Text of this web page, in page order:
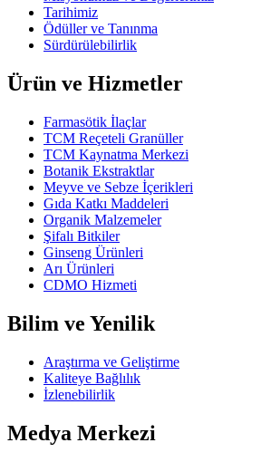
Tarihimiz
Ödüller ve Tanınma
Sürdürülebilirlik
Ürün ve Hizmetler
Farmasötik İlaçlar
TCM Reçeteli Granüller
TCM Kaynatma Merkezi
Botanik Ekstraktlar
Meyve ve Sebze İçerikleri
Gıda Katkı Maddeleri
Organik Malzemeler
Şifalı Bitkiler
Ginseng Ürünleri
Arı Ürünleri
CDMO Hizmeti
Bilim ve Yenilik
Araştırma ve Geliştirme
Kaliteye Bağlılık
İzlenebilirlik
Medya Merkezi